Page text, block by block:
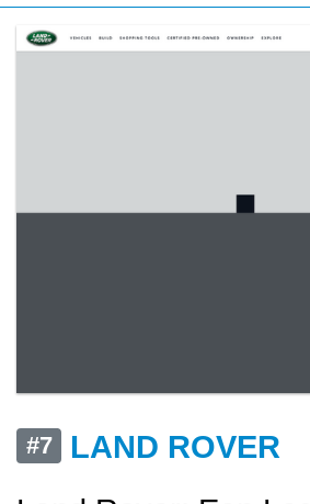
#7
LAND ROVER